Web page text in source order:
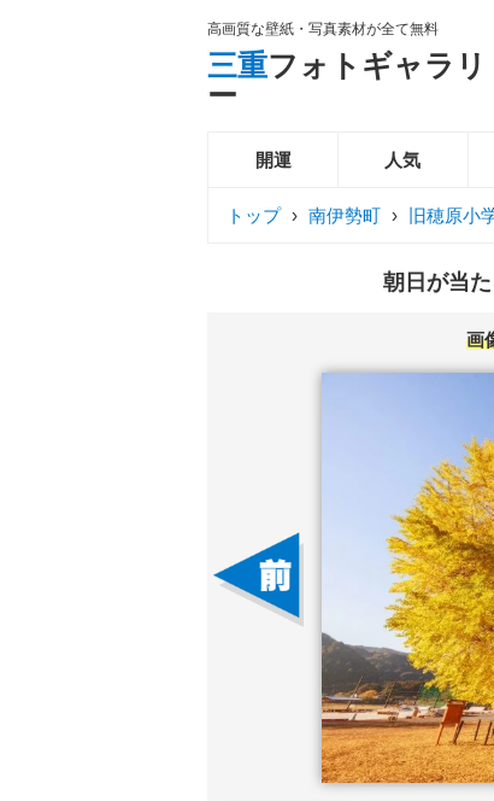
高画質な壁紙・写真素材が全て無料
三重フォトギャラリ
ー
開運 人気
トップ › 南伊勢町 › 旧穂原小
朝日が当
画